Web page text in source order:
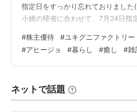
指定日をすっかり忘れておりまし
小娘の帰省に合わせて、7月24日指
す 開けてビックリ＼(◎o◎)／！ 大
「極」 この大きさですよ！ 500ml
25日 一緒に入ってた「キノコのお
さらにオリーブ油とエビ、ブロッコ
味…
#株主優待 #ユキグニファクトリー
#アヒージョ #暮らし #癒し #雑
ネットで話題